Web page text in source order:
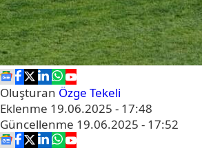
Oluşturan Özge Tekeli
Eklenme 19.06.2025 - 17:48
Güncellenme 19.06.2025 - 17:52